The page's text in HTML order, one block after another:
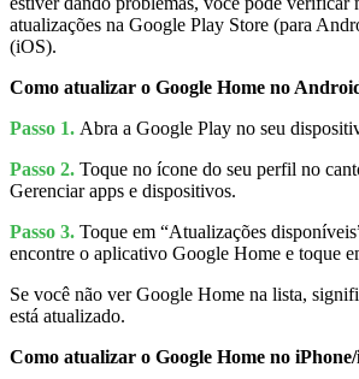
atualizações na Google Play Store (para
(iOS).
Como atualizar o Google Home no
Passo 1. Abra a Google Play no seu
Passo 2. Toque no ícone do seu perfil no
Gerenciar apps e dispositivos.
Passo 3. Toque em “Atualizações
encontre o aplicativo Google Home e toque
Se você não ver Google Home na lista,
está atualizado.
Como atualizar o Google Home no